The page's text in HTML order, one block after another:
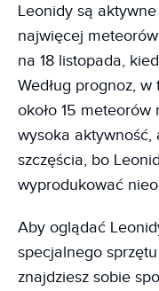
Leonidy są
najwięcej
na 18 listopada,
Według prognoz,
około 15
wysoka
szczęścia, bo
wyprodukować
Aby oglądać
specjalnego
znajdziesz sobie